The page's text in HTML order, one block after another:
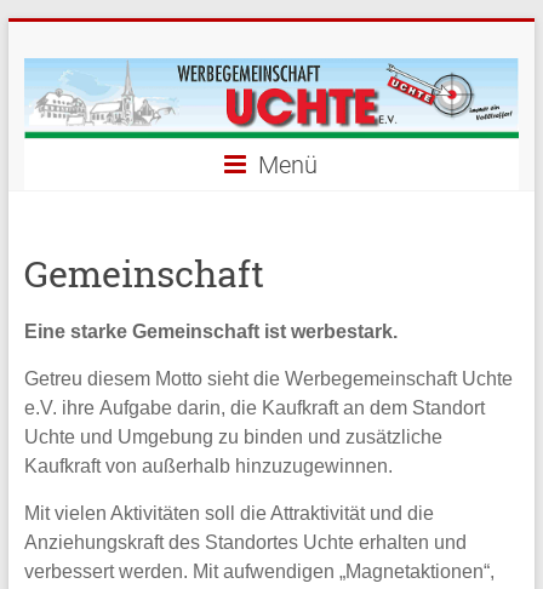
Menü
Gemeinschaft
Eine starke Gemeinschaft ist werbestark.
Getreu diesem Motto sieht die Werbegemeinschaft Uchte
e.V. ihre Aufgabe darin, die Kaufkraft an dem Standort
Uchte und Umgebung zu binden und zusätzliche
Kaufkraft von außerhalb hinzuzugewinnen.
Mit vielen Aktivitäten soll die Attraktivität und die
Anziehungskraft des Standortes Uchte erhalten und
verbessert werden. Mit aufwendigen „Magnetaktionen“,